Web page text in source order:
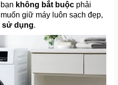
không bắt buộc phải
giữ máy luôn sạch đẹp,
sử dụng.